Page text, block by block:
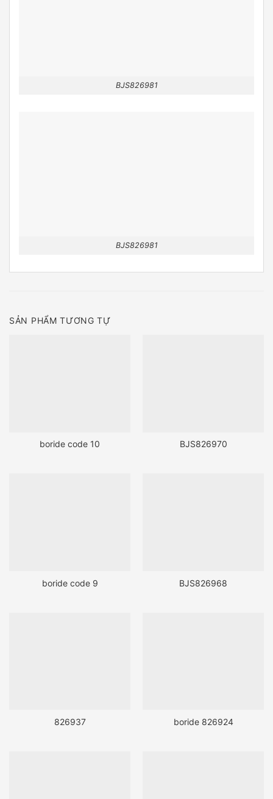
BJS826981
BJS826981
SẢN PHẨM TƯƠNG TỰ
boride code 10 BJS826970
boride code 9 BJS826968
826937 boride 826924